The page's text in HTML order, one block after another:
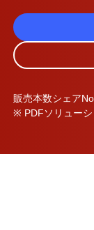
販売本数シェア
※ PDFソリュー